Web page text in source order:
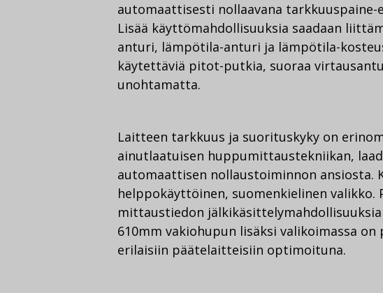
automaattisesti nollaavana
Lisää käyttömahdollisuuksia saadaan
anturi, lämpötila-anturi ja lämpötila-
käytettäviä pitot-putkia, suoraa
unohtamatta.
Laitteen tarkkuus ja suorituskyky on
ainutlaatuisen huppumittaustekniikan,
automaattisen nollaustoiminnon ansiosta.
helppokäyttöinen, suomenkielinen valikko.
mittaustiedon
610mm vakiohupun lisäksi valikoimassa
erilaisiin päätelaitteisiin optimoituna.